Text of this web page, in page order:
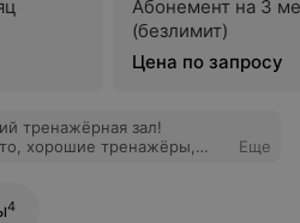
Абонемент на 3
(безлимит)
Цена по запросу
тренажёрная зал!
хорошие тренажёры,
Еще
4